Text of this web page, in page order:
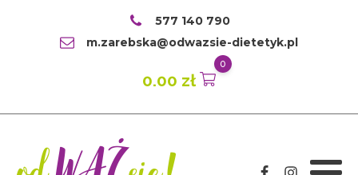
577 140 790
m.zarebska@odwazsie-dietetyk.pl
0.00 zł
0